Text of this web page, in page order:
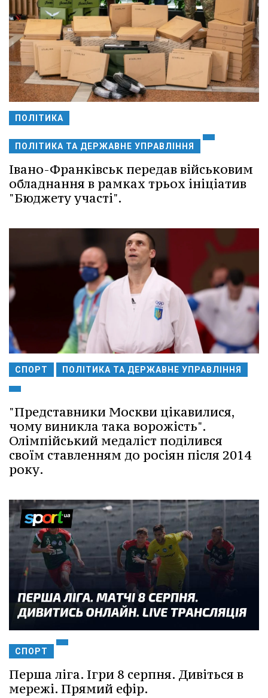
ПОЛІТИКА
ПОЛІТИКА ТА ДЕРЖАВНЕ УПРАВЛІННЯ
Івано-Франківськ передав військовим
обладнання в рамках трьох ініціатив
"Бюджету участі".
СПОРТ ПОЛІТИКА ТА ДЕРЖАВНЕ УПРАВЛІННЯ
"Представники Москви цікавилися,
чому виникла така ворожість".
Олімпійський медаліст поділився
своїм ставленням до росіян після 2014
року.
СПОРТ
Перша ліга. Ігри 8 серпня. Дивіться в
мережі. Прямий ефір.